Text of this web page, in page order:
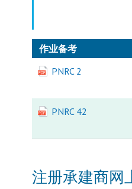
作业备考
PNRC 2
PNRC 42
注册承建商网